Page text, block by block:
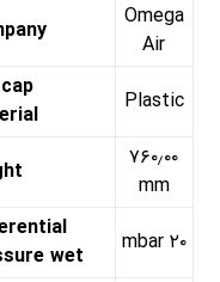
Omega
Air
Plastic
۷۶۰٫۰۰
mm
۲۰ mbar
wet